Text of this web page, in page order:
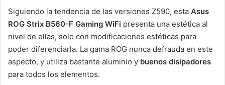
Siguiendo la tendencia de las versiones Z590, esta Asus
ROG Strix B560-F Gaming WiFi presenta una estética al
nivel de ellas, solo con modificaciones estéticas para
poder diferenciarla. La gama ROG nunca defrauda en este
aspecto, y utiliza bastante aluminio y buenos disipadores
para todos los elementos.